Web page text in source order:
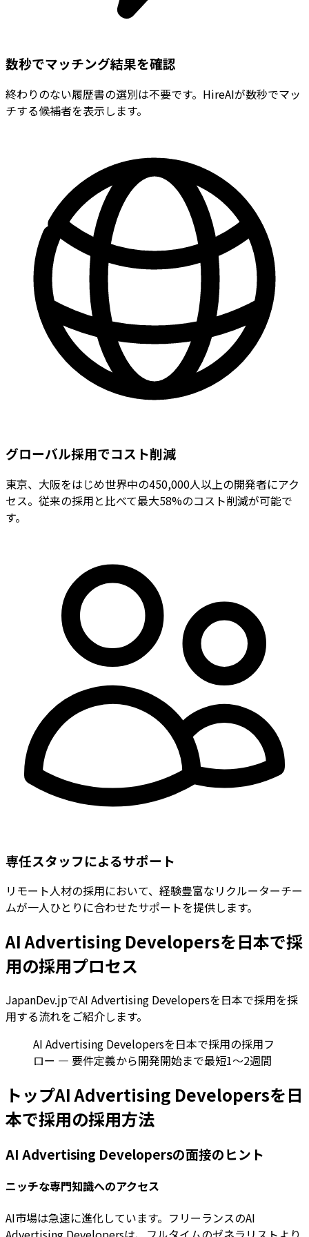
数秒でマッチング結果を確認
終わりのない履歴書の選別は不要です。HireAIが数秒でマッ
チする候補者を表示します。
グローバル採用でコスト削減
東京、大阪をはじめ世界中の450,000人以上の開発者にアク
セス。従来の採用と比べて最大58%のコスト削減が可能で
す。
専任スタッフによるサポート
リモート人材の採用において、経験豊富なリクルーターチー
ムが一人ひとりに合わせたサポートを提供します。
AI Advertising Developersを日本で採
用の採用プロセス
JapanDev.jpでAI Advertising Developersを日本で採用を採
用する流れをご紹介します。
AI Advertising Developersを日本で採用の採用フ
ロー — 要件定義から開発開始まで最短1〜2週間
トップAI Advertising Developersを日
本で採用の採用方法
AI Advertising Developersの面接のヒント
ニッチな専門知識へのアクセス
AI市場は急速に進化しています。フリーランスのAI